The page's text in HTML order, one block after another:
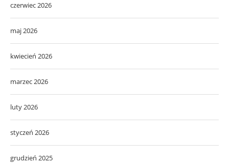
czerwiec 2026
maj 2026
kwiecień 2026
marzec 2026
luty 2026
styczeń 2026
grudzień 2025